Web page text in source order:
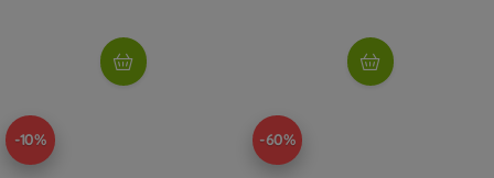
-10% -60%